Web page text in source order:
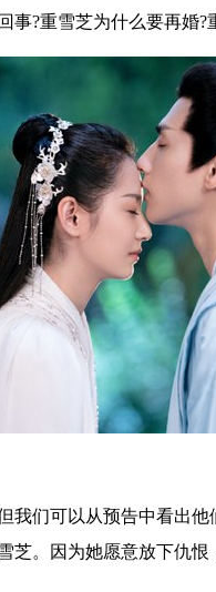
?重雪芝为什么要再婚
们可以从预告中看出他
芝。因为她愿意放下仇